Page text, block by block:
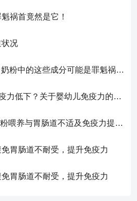
祸首竟然是它！
状况
宝宝胃肠道不适？奶粉中的这些成分可能是罪魁祸首！
宝宝总生病就是免疫力低下？关于婴幼儿免疫力的真相，家长必须了解！
宝宝喂养难题：奶粉喂养与胃肠道不适及免疫力提升的奥秘
胃肠道不耐受，提升免疫力
胃肠道不耐受，提升免疫力